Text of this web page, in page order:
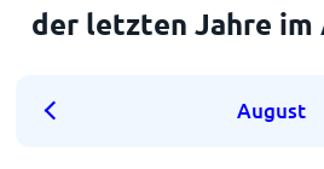
der letzten Jahre im
August